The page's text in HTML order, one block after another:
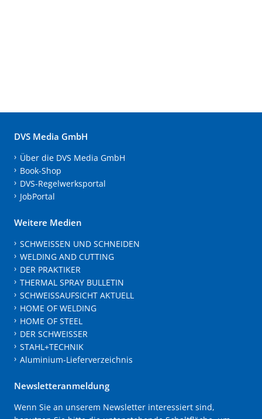
DVS Media GmbH
Über die DVS Media GmbH
Book-Shop
DVS-Regelwerksportal
JobPortal
Weitere Medien
SCHWEISSEN UND SCHNEIDEN
WELDING AND CUTTING
DER PRAKTIKER
THERMAL SPRAY BULLETIN
SCHWEISSAUFSICHT AKTUELL
HOME OF WELDING
HOME OF STEEL
DER SCHWEISSER
STAHL+TECHNIK
Aluminium-Lieferverzeichnis
Newsletteranmeldung
Wenn Sie an unserem Newsletter interessiert sind,